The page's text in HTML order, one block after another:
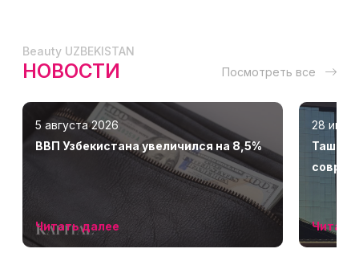
Beauty UZBEKISTAN
НОВОСТИ Посмотреть все
5 августа 2026
ВВП Узбекистана увеличился на 8,5%
Читать далее
28
Читать